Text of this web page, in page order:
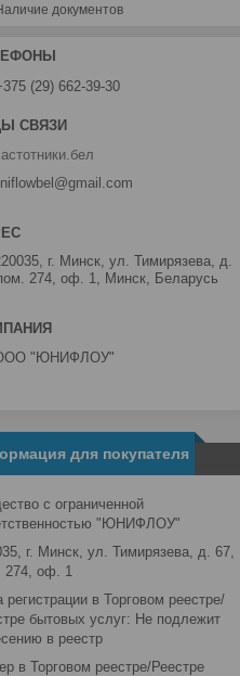
документов
(29) 662-39-30
г. Минск, ул. Тимирязева, д.
274, оф. 1, Минск, Беларусь
"ЮНИФЛОУ"
для покупателя
с ограниченной
"ЮНИФЛОУ"
г. Минск, ул. Тимирязева, д. 67,
274, оф. 1
регистрации в Торговом реестре/
бытовых услуг: Не подлежит
в реестр
в Торговом реестре/Реестре